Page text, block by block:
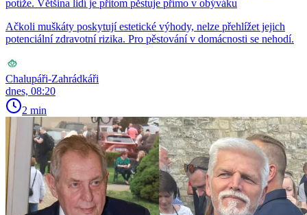
potíže. Většina lidí je přitom pěstuje přímo v obýváku
Ačkoli muškáty poskytují estetické výhody, nelze přehlížet jejich
potenciální zdravotní rizika. Pro pěstování v domácnosti se nehodí.
Chalupáři-Zahrádkáři
dnes, 08:20
2 min